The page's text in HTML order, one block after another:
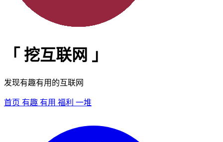
「 挖互联网 」
发现有趣有用的互联网
首页 有趣 有用 福利 一堆